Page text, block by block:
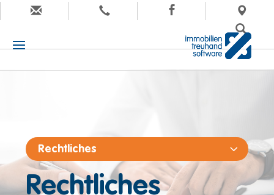
Rechtliches
Rechtliches